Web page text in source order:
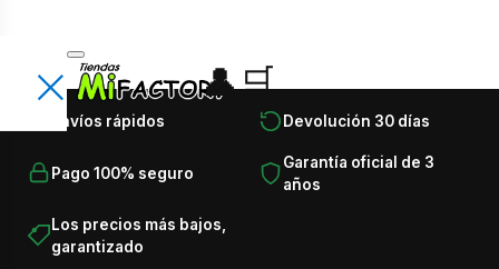
× 👤🛒
T
d
Encuentra lo que necesitas en
segundos
Busca productos, categorías, marcas, ofertas y
recomendaciones.
⌕
Envíos rápidos Devolución 30 días
Pago 100% seguro
Garantía oficial de 3
años
Los precios más bajos,
garantizado